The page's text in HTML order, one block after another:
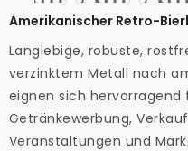
Amerikanischer Retro-
Langlebige, robuste,
verzinktem Metall nach
eignen sich hervorragend
Getränkewerbung,
Veranstaltungen und